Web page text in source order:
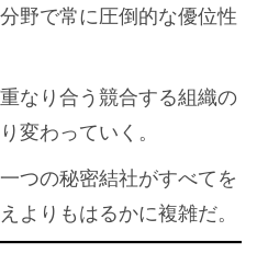
野で常に圧倒的な優位性
なり合う競合する組織の
変わっていく。
つの秘密結社がすべてを
よりもはるかに複雑だ。